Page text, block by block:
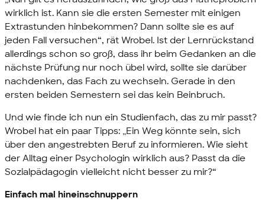
wirklich ist. Kann sie die ersten Semester mit einigen
Extrastunden hinbekommen? Dann sollte sie es auf
jeden Fall versuchen“, rät Wrobel. Ist der Lernrückstand
allerdings schon so groß, dass ihr beim Gedanken an die
nächste Prüfung nur noch übel wird, sollte sie darüber
nachdenken, das Fach zu wechseln. Gerade in den
ersten beiden Semestern sei das kein Beinbruch.
Und wie finde ich nun ein Studienfach, das zu mir passt?
Wrobel hat ein paar Tipps: „Ein Weg könnte sein, sich
über den angestrebten Beruf zu informieren. Wie sieht
der Alltag einer Psychologin wirklich aus? Passt da die
Sozialpädagogin vielleicht nicht besser zu mir?“
Einfach mal hineinschnuppern